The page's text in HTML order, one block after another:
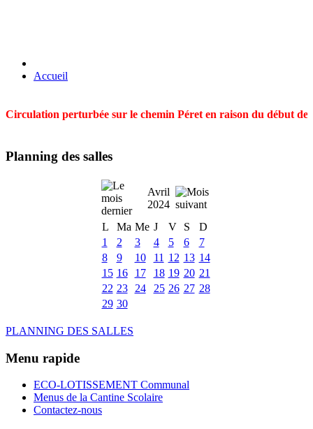
Accueil
Circulation perturbée sur le chemin Péret en raison du début
Planning des salles
Avril
2024
L
Ma Me J V S
D
1
2 3 4 5 6
7
8
9 10 11 12 13 14
15 16 17 18 19 20 21
22 23 24 25 26 27 28
29 30
PLANNING DES SALLES
Menu rapide
ECO-LOTISSEMENT Communal
Menus de la Cantine Scolaire
Contactez-nous